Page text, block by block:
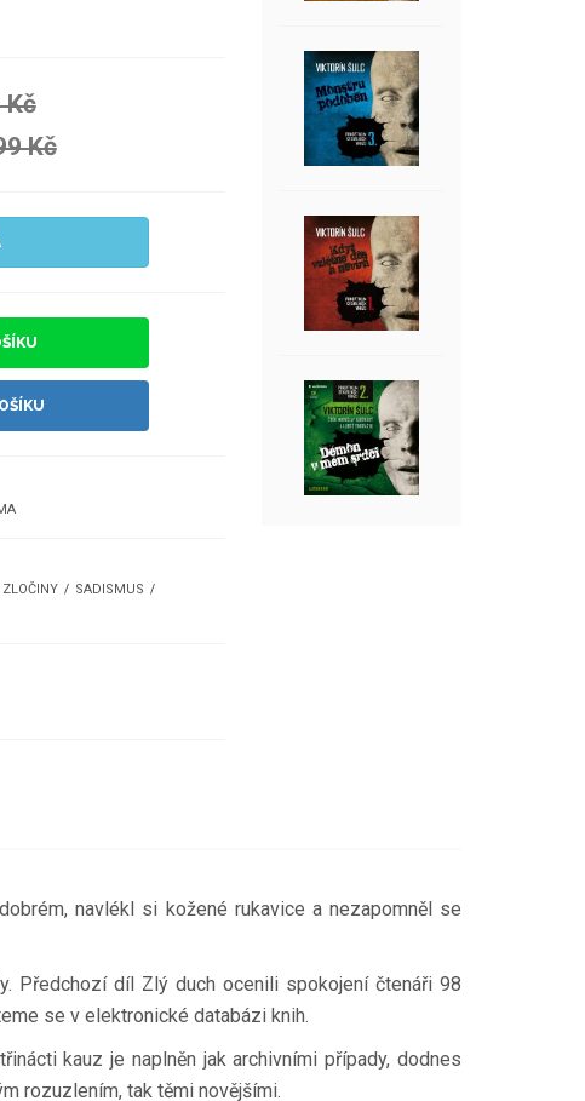
Kč
Kč
SADISMUS
navlékl si kožené rukavice a nezapomněl se
Předchozí díl Zlý duch ocenili spokojení čtenáři 98
se v elektronické databázi knih.
kauz je naplněn jak archivními případy, dodnes
rozuzlením, tak těmi novějšími.